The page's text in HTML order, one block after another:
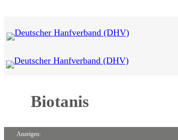
springen
Biotanis
Anzeigen: